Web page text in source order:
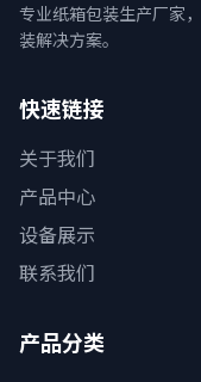
专业纸箱包装生产厂家
装解决方案。
快速链接
关于我们
产品中心
设备展示
联系我们
产品分类